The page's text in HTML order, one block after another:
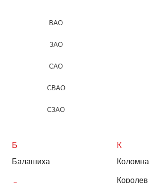
ВАО
ЗАО
САО
СВАО
СЗАО
Б
Балашиха
К
Коломна
Королев